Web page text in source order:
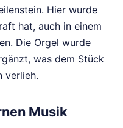
Hier wurde
hat, auch in einem
Die Orgel wurde
was dem Stück
verlieh.
Musik